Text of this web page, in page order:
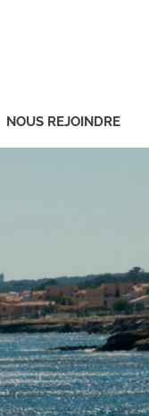
NOUS REJOINDRE